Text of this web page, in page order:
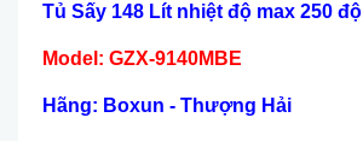
Tủ Sấy 148 Lít nhiệt độ max 250 độ
Model: GZX-9140MBE
Hãng: Boxun - Thượng Hải